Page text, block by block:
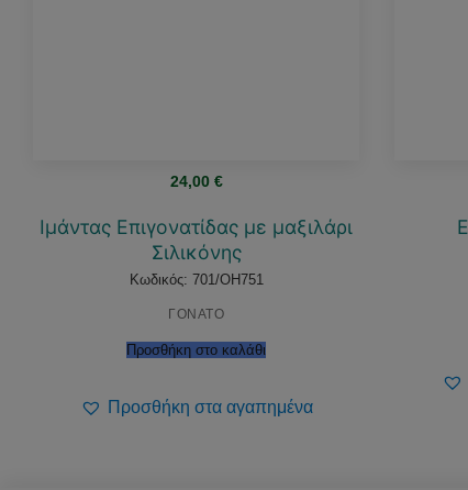
24,00 €
Ιμάντας Επιγονατίδας με μαξιλάρι
Σιλικόνης
Κωδικός: 701/OH751
ΓΟΝΑΤΟ
Προσθήκη στο καλάθι
Προσθήκη στα αγαπημένα